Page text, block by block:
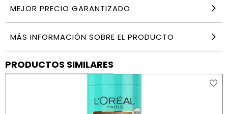
MEJOR PRECIO GARANTIZADO
MÁS INFORMACIÓN SOBRE EL PRODUCTO
PRODUCTOS SIMILARES